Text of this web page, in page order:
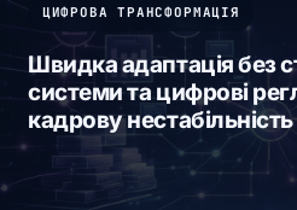
ЦИФРОВА ТРАНСФОРМАЦІЯ
Швидка адаптація без
системи та цифрові
кадрову нестабільність